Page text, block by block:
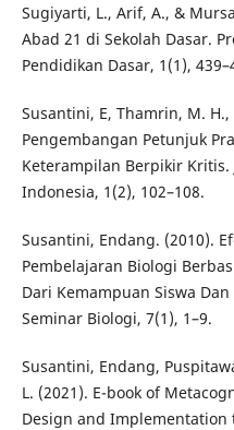
Sugiyarti, L., Arif, A., &
Abad 21 di Sekolah Dasar.
Pendidikan Dasar, 1(1),
Susantini, E, Thamrin, M.
Pengembangan Petunjuk
Keterampilan Berpikir Kritis.
Indonesia, 1(2), 102–108.
Susantini, Endang. (2010).
Pembelajaran Biologi
Dari Kemampuan Siswa
Seminar Biologi, 7(1), 1–9.
Susantini, Endang,
L. (2021). E-book of
Design and Implementation